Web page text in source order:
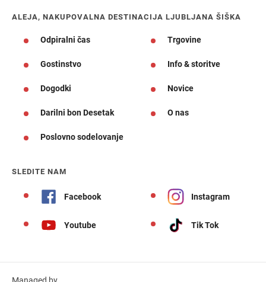
ALEJA, NAKUPOVALNA DESTINACIJA LJUBLJANA ŠIŠKA
Odpiralni čas Trgovine
Gostinstvo Info & storitve
Dogodki Novice
Darilni bon Desetak O nas
Poslovno sodelovanje
SLEDITE NAM
Facebook Instagram
Youtube Tik Tok